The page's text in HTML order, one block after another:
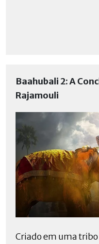
Baahubali 2: A
Rajamouli
Criado em uma